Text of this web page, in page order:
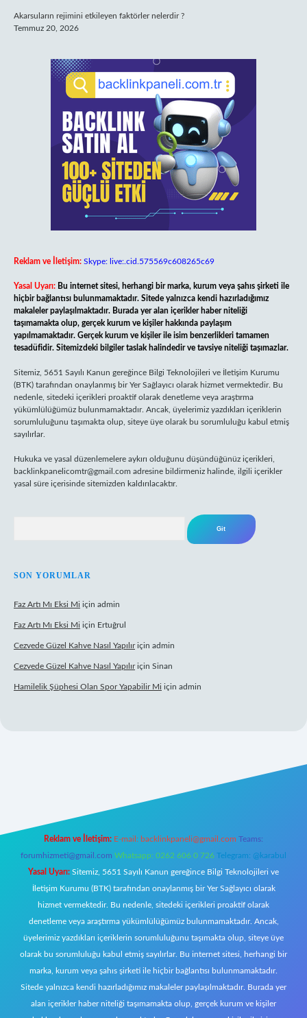
Akarsuların rejimini etkileyen faktörler nelerdir ?
Temmuz 20, 2026
Reklam ve İletişim: Skype: live:.cid.575569c608265c69
Yasal Uyarı: Bu internet sitesi, herhangi bir marka, kurum veya şahıs şirketi ile
hiçbir bağlantısı bulunmamaktadır. Sitede yalnızca kendi hazırladığımız
makaleler paylaşılmaktadır. Burada yer alan içerikler haber niteliği
taşımamakta olup, gerçek kurum ve kişiler hakkında paylaşım
yapılmamaktadır. Gerçek kurum ve kişiler ile isim benzerlikleri tamamen
tesadüfidir. Sitemizdeki bilgiler taslak halindedir ve tavsiye niteliği taşımazlar.
Sitemiz, 5651 Sayılı Kanun gereğince Bilgi Teknolojileri ve İletişim Kurumu
(BTK) tarafından onaylanmış bir Yer Sağlayıcı olarak hizmet vermektedir. Bu
nedenle, sitedeki içerikleri proaktif olarak denetleme veya araştırma
yükümlülüğümüz bulunmamaktadır. Ancak, üyelerimiz yazdıkları içeriklerin
sorumluluğunu taşımakta olup, siteye üye olarak bu sorumluluğu kabul etmiş
sayılırlar.
Hukuka ve yasal düzenlemelere aykırı olduğunu düşündüğünüz içerikleri,
backlinkpanelicomtr@gmail.com adresine bildirmeniz halinde, ilgili içerikler
yasal süre içerisinde sitemizden kaldırılacaktır.
SON YORUMLAR
Faz Artı Mı Eksi Mi için admin
Faz Artı Mı Eksi Mi için Ertuğrul
Cezvede Güzel Kahve Nasıl Yapılıriçin admin
Cezvede Güzel Kahve Nasıl Yapılıriçin Sinan
Hamilelik Şüphesi Olan Spor Yapabilir Mi için admin
betexper.xyz
Reklam ve İletişim: E-mail: backlinkpaneli@gmail.com Teams:
forumhizmeti@gmail.com Whatsapp: 0262 606 0 726 Telegram: @karabul
Yasal Uyarı: Sitemiz, 5651 Sayılı Kanun gereğince Bilgi Teknolojileri ve
İletişim Kurumu (BTK) tarafından onaylanmış bir Yer Sağlayıcı olarak
hizmet vermektedir. Bu nedenle, sitedeki içerikleri proaktif olarak
denetleme veya araştırma yükümlülüğümüz bulunmamaktadır. Ancak,
üyelerimiz yazdıkları içeriklerin sorumluluğunu taşımakta olup, siteye üye
olarak bu sorumluluğu kabul etmiş sayılırlar. Bu internet sitesi, herhangi bir
marka, kurum veya şahıs şirketi ile hiçbir bağlantısı bulunmamaktadır.
Sitede yalnızca kendi hazırladığımız makaleler paylaşılmaktadır. Burada yer
alan içerikler haber niteliği taşımamakta olup, gerçek kurum ve kişiler